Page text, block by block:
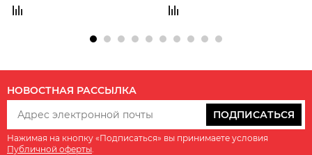
НОВОСТНАЯ РАССЫЛКА
ПОДПИСАТЬСЯ
Нажимая на кнопку «Подписаться» вы принимаете условия
Публичной оферты